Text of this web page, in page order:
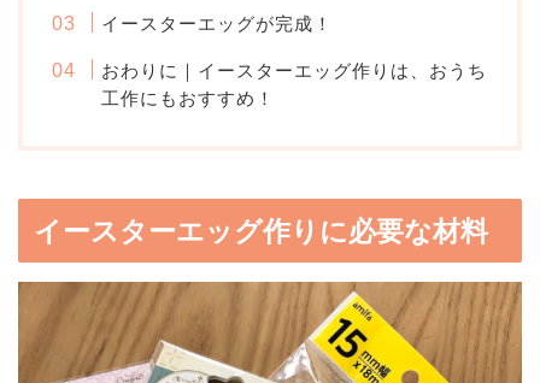
イースターエッグが完成！
おわりに｜イースターエッグ作りは、おうち
工作にもおすすめ！
イースターエッグ作りに必要な材料